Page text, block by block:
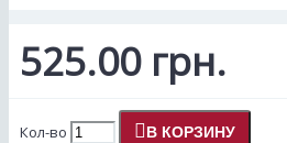
525.00 грн.
Кол-во В КОРЗИНУ